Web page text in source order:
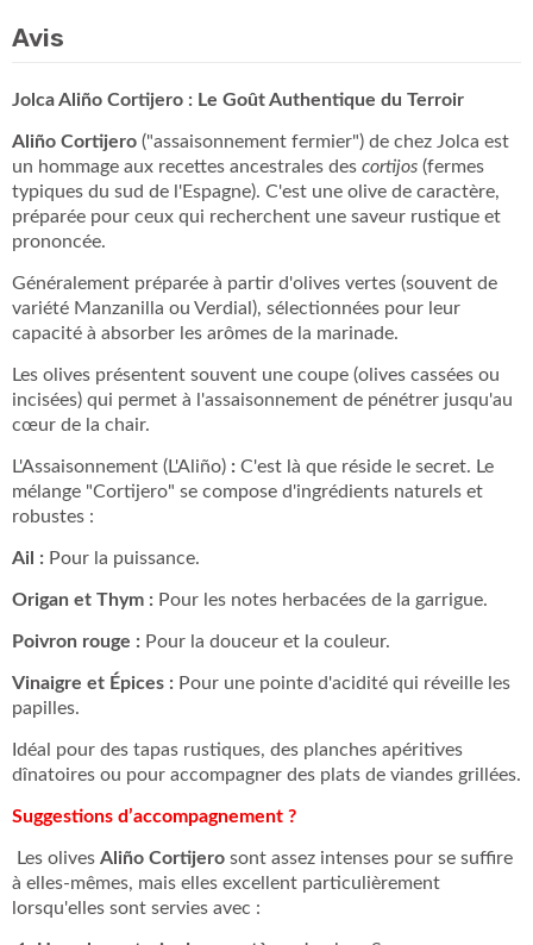
Avis
Jolca Aliño Cortijero : Le Goût Authentique du Terroir
Aliño Cortijero ("assaisonnement fermier") de chez Jolca est
un hommage aux recettes ancestrales des cortijos (fermes
typiques du sud de l'Espagne). C'est une olive de caractère,
préparée pour ceux qui recherchent une saveur rustique et
prononcée.
Généralement préparée à partir d'olives vertes (souvent de
variété Manzanilla ou Verdial), sélectionnées pour leur
capacité à absorber les arômes de la marinade.
Les olives présentent souvent une coupe (olives cassées ou
incisées) qui permet à l'assaisonnement de pénétrer jusqu'au
cœur de la chair.
L'Assaisonnement (L'Aliño) : C'est là que réside le secret. Le
mélange "Cortijero" se compose d'ingrédients naturels et
robustes :
Ail : Pour la puissance.
Origan et Thym : Pour les notes herbacées de la garrigue.
Poivron rouge : Pour la douceur et la couleur.
Vinaigre et Épices : Pour une pointe d'acidité qui réveille les
papilles.
Idéal pour des tapas rustiques, des planches apéritives
dînatoires ou pour accompagner des plats de viandes grillées.
Suggestions d’accompagnement ?
Les olives Aliño Cortijero sont assez intenses pour se suffire
à elles-mêmes, mais elles excellent particulièrement
lorsqu'elles sont servies avec :